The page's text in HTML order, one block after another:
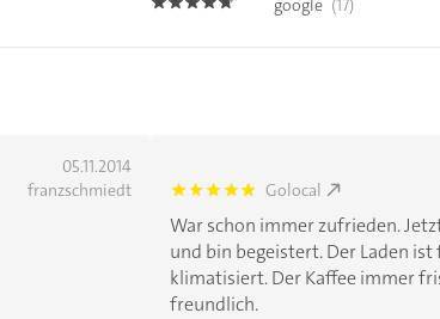
4.6
05.11.2014
franzschmiedt 5.0 Golocal
War schon immer zufrieden.
und bin begeistert. Der Laden
klimatisiert. Der Kaffee immer
freundlich.